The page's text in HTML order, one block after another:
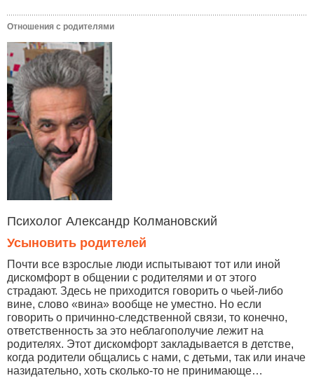
Отношения с родителями
Психолог Александр Колмановский
Усыновить родителей
Почти все взрослые люди испытывают тот или иной
дискомфорт в общении с родителями и от этого
страдают. Здесь не приходится говорить о чьей-либо
вине, слово «вина» вообще не уместно. Но если
говорить о причинно-следственной связи, то конечно,
ответственность за это неблагополучие лежит на
родителях. Этот дискомфорт закладывается в детстве,
когда родители общались с нами, с детьми, так или иначе
назидательно, хоть сколько-то не принимающе…